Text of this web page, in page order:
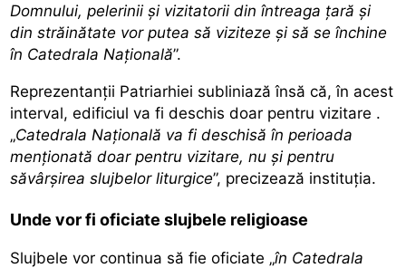
Domnului, pelerinii și vizitatorii din întreaga țară și
din străinătate vor putea să viziteze și să se închine
în Catedrala Națională”.
Reprezentanții Patriarhiei subliniază însă că, în acest
interval, edificiul va fideschis doar pentru vizitare .
„Catedrala Naţională va fi deschisă în perioada
menţionată doar pentru vizitare, nu şi pentru
săvârşirea slujbelor liturgice”, precizează instituția.
Unde vor fi oficiate slujbele religioase
Slujbele vor continua să fie oficiate „în Catedrala